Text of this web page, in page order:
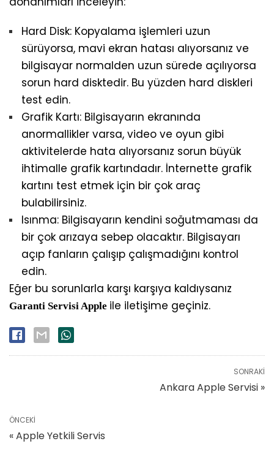
Hard Disk: Kopyalama işlemleri uzun
sürüyorsa, mavi ekran hatası alıyorsanız ve
bilgisayar normalden uzun sürede açılıyorsa
sorun hard disktedir. Bu yüzden hard diskleri
test edin.
Grafik Kartı: Bilgisayarın ekranında
anormallikler varsa, video ve oyun gibi
aktivitelerde hata alıyorsanız sorun büyük
ihtimalle grafik kartındadır. İnternette grafik
kartını test etmek için bir çok araç
bulabilirsiniz.
Isınma: Bilgisayarın kendini soğutmaması da
bir çok arızaya sebep olacaktır. Bilgisayarı
açıp fanların çalışıp çalışmadığını kontrol
edin.
Eğer bu sorunlarla karşı karşıya kaldıysanız
Garanti Servisi Apple ile iletişime geçiniz.
SONRAKI
Ankara Apple Servisi »
ÖNCEKI
« Apple Yetkili Servis